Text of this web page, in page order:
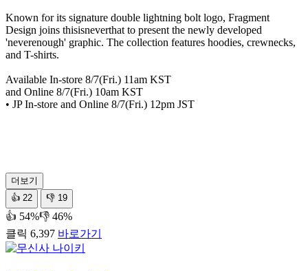
Known for its signature double lightning bolt logo, Fragment
Design joins thisisneverthat to present the newly developed
'neverenough' graphic. The collection features hoodies, crewnecks,
and T-shirts.
Available In-store 8/7(Fri.) 11am KST
and Online 8/7(Fri.) 10am KST
• JP In-store and Online 8/7(Fri.) 12pm JST
더보기
👍 22 👎 19
👍 54%👎 46%
클릭 6,397 바로가기